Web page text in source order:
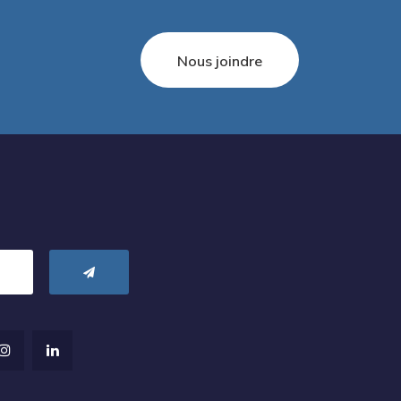
Nous joindre